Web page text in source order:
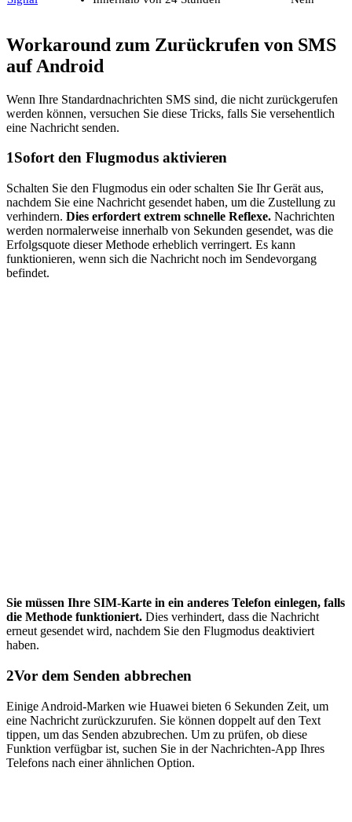
Workaround zum Zurückrufen von SMS
auf Android
Wenn Ihre Standardnachrichten SMS sind, die nicht zurückgerufen
werden können, versuchen Sie diese Tricks, falls Sie versehentlich
eine Nachricht senden.
1Sofort den Flugmodus aktivieren
Schalten Sie den Flugmodus ein oder schalten Sie Ihr Gerät aus,
nachdem Sie eine Nachricht gesendet haben, um die Zustellung zu
verhindern. Dies erfordert extrem schnelle Reflexe. Nachrichten
werden normalerweise innerhalb von Sekunden gesendet, was die
Erfolgsquote dieser Methode erheblich verringert. Es kann
funktionieren, wenn sich die Nachricht noch im Sendevorgang
befindet.
Sie müssen Ihre SIM-Karte in ein anderes Telefon einlegen, falls
die Methode funktioniert. Dies verhindert, dass die Nachricht
erneut gesendet wird, nachdem Sie den Flugmodus deaktiviert
haben.
2Vor dem Senden abbrechen
Einige Android-Marken wie Huawei bieten 6 Sekunden Zeit, um
eine Nachricht zurückzurufen. Sie können doppelt auf den Text
tippen, um das Senden abzubrechen. Um zu prüfen, ob diese
Funktion verfügbar ist, suchen Sie in der Nachrichten-App Ihres
Telefons nach einer ähnlichen Option.